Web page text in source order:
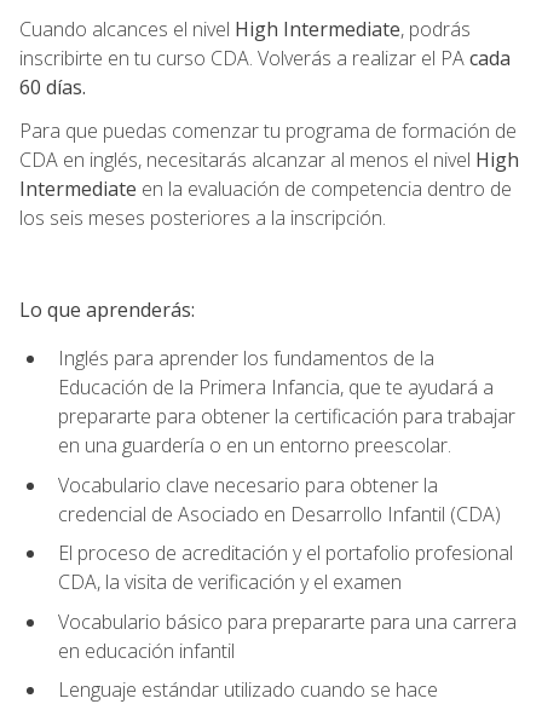
Cuando alcances el nivel High Intermediate, podrás
inscribirte en tu curso CDA. Volverás a realizar el PAcada
60 días.
Para que puedas comenzar tu programa de formación de
CDA en inglés, necesitarás alcanzar al menos el nivel High
Intermediate en la evaluación de competencia dentro de
los seis meses posteriores a la inscripción.
Lo que aprenderás:
Inglés para aprender los fundamentos de la
Educación de la Primera Infancia, que te ayudará a
prepararte para obtener la certificación para trabajar
en una guardería o en un entorno preescolar.
Vocabulario clave necesario para obtener la
credencial de Asociado en Desarrollo Infantil (CDA)
El proceso de acreditación y el portafolio profesional
CDA, la visita de verificación y el examen
Vocabulario básico para prepararte para una carrera
en educación infantil
Lenguaje estándar utilizado cuando se hace